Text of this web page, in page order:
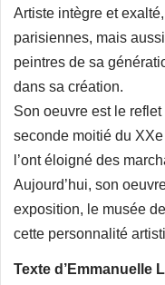
Artiste intègre et
parisiennes, mais
peintres de sa
dans sa création.
Son oeuvre est le
seconde moitié du
l’ont éloigné des
Aujourd’hui, son
exposition, le musée
cette personnalité
Texte d’Emmanuelle